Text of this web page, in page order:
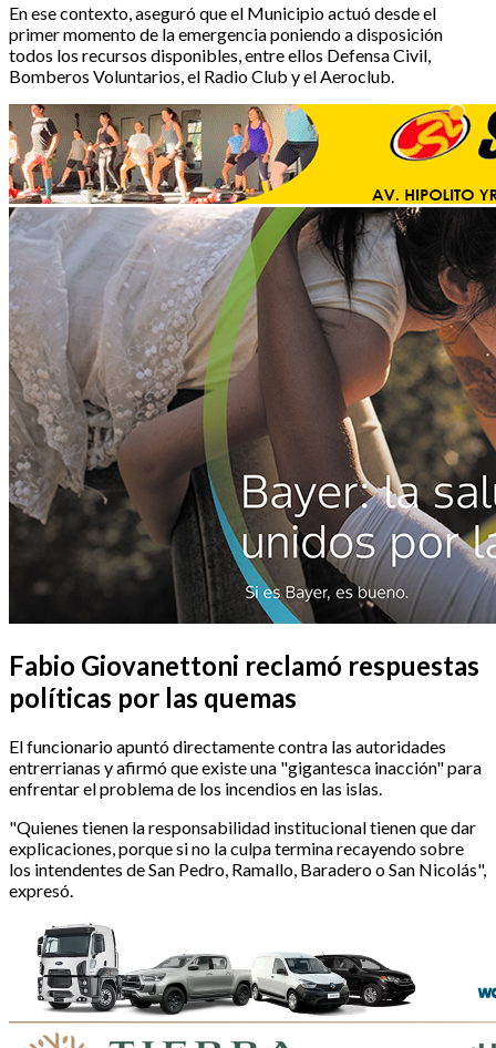
En ese contexto, aseguró que el Municipio actuó desde el
primer momento de la emergencia poniendo a disposición
todos los recursos disponibles, entre ellos Defensa Civil,
Bomberos Voluntarios, el Radio Club y el Aeroclub.
Fabio Giovanettoni reclamó respuestas
políticas por las quemas
El funcionario apuntó directamente contra las autoridades
entrerrianas y afirmó que existe una "gigantesca inacción" para
enfrentar el problema de los incendios en las islas.
"Quienes tienen la responsabilidad institucional tienen que dar
explicaciones, porque si no la culpa termina recayendo sobre
los intendentes de San Pedro, Ramallo, Baradero o San Nicolás",
expresó.